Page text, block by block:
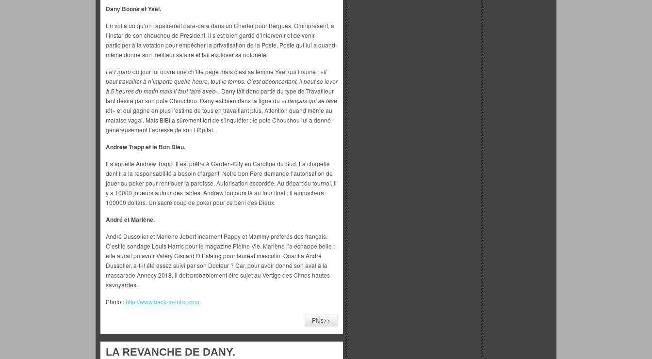
Dany Boone et Yaël.
En voilà un qu’on rapatrierait dare-dare dans un Charter pour Bergues. Omniprésent, à
l’instar de son chouchou de Président, il s’est bien gardé d’intervenir et de venir
participer à la votation pour empêcher la privatisation de la Poste, Poste qui lui a quand-
même donné son meilleur salaire et fait exploser sa notoriété.
Le Figarodu jour lui ouvre une ch’tite page mais c’est sa femme Yaël qui l’ouvre : «Il
peut travailler à n’importe quelle heure, tout le temps. C’est déconcertant, il peut se lever
à 5 heures du matin mais il faut faire avec». Dany fait donc partie du type de Travailleur
tant désiré par son pote Chouchou. Dany est bien dans la ligne du «Français qui se lève
tôt» et qui gagne en plus l’estime de tous en travaillant plus. Attention quand même au
malaise vagal. Mais BiBi a sûrement tort de s’inquiéter : le pote Chouchou lui a donné
généreusement l’adresse de son Hôpital.
Andrew Trapp et le Bon Dieu.
Il s’appelle Andrew Trapp. Il est prêtre à Garden-City en Caroline du Sud. La chapelle
dont il a la responsabilité a besoin d’argent. Notre bon Père demande l’autorisation de
jouer au poker pour renflouer la paroisse. Autorisation accordée. Au départ du tournoi, il
y a 10000 joueurs autour des tables. Andrew toujours là au tour final : il empochera
100000 dollars. Un sacré coup de poker pour ce béni des Dieux.
André et Marlène.
André Dussolier et Marlène Jobert incarnent Pappy et Mammy préférés des français.
C’est le sondage Louis Harris pour le magazine Pleine Vie. Marlène l’a échappé belle :
elle aurait pu avoir Valéry Giscard D’Estaing pour lauréat masculin. Quant à André
Dussolier, a-t-il été assez suivi par son Docteur ? Car, pour avoir donné son aval à la
mascarade Annecy 2018, il doit probablement être sujet au Vertige des Cîmes hautes
savoyardes.
Photo :http://www.back-to-intro.com
Plus>>
LA REVANCHE DE DANY.